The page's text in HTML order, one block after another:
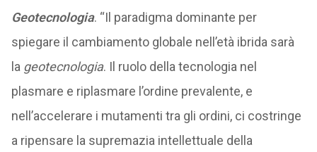
Geotecnologia. “Il paradigma dominante per
spiegare il cambiamento globale nell’età ibrida sarà
la geotecnologia. Il ruolo della tecnologia nel
plasmare e riplasmare l’ordine prevalente, e
nell’accelerare i mutamenti tra gli ordini, ci costringe
a ripensare la supremazia intellettuale della